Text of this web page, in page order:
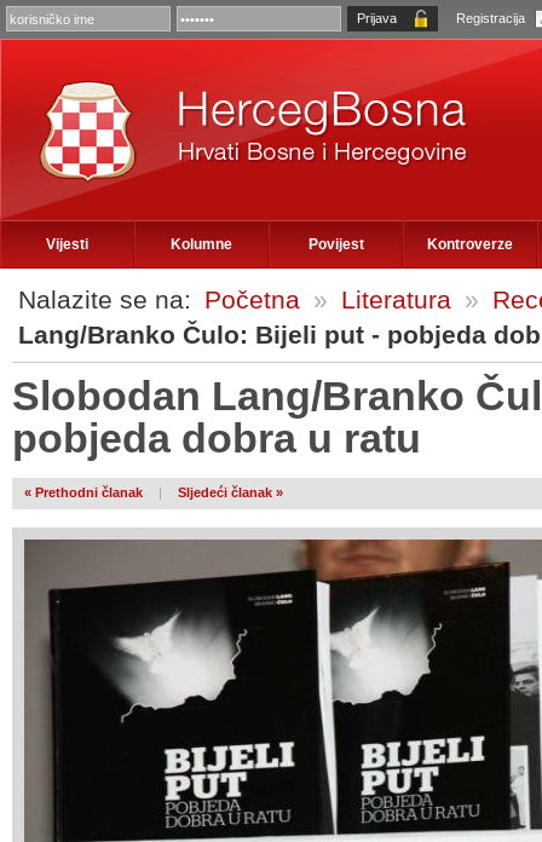
Registracija
Vijesti Kolumne Povijest Kontroverze
Nalazite se na: Početna » Literatura »
Lang/Branko Čulo: Bijeli put - pobjeda
Slobodan Lang/Branko
pobjeda dobra u ratu
« Prethodni članak | Sljedeći članak »